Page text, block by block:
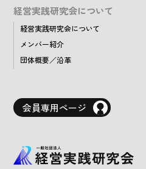
経営実践研究会について
経営実践研究会について
メンバー紹介
団体概要／沿革
会員専用ページ